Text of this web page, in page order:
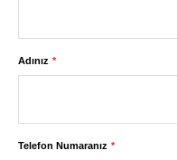
Adınız
Telefon Numaranız